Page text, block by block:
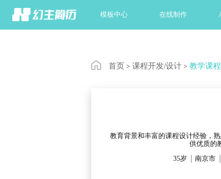
首页 模板中心 在线制作
首页 > 课程开发/设计 > 教学课
教育背景和丰富的课程设计经验，
供优质的
35岁
南京市